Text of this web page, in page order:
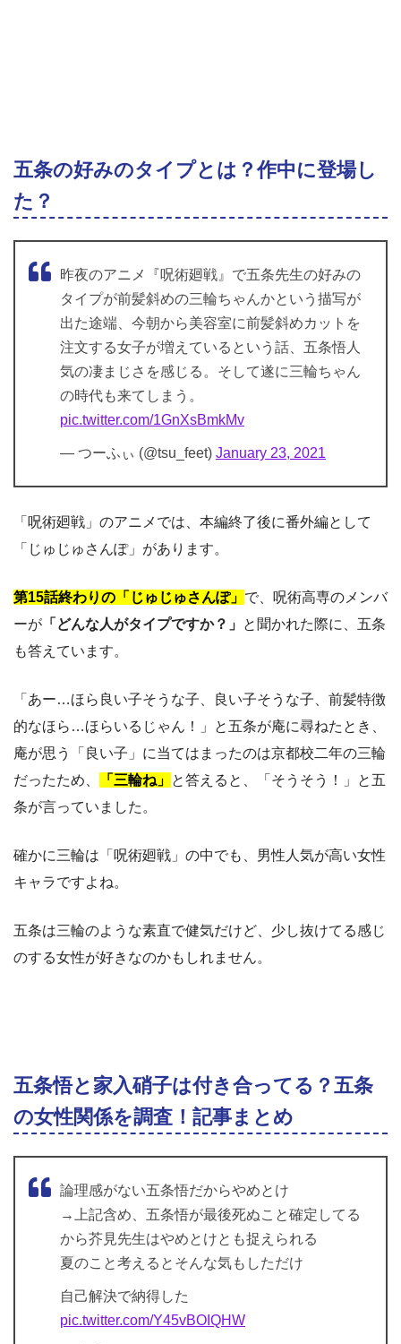
五条の好みのタイプとは？作中に登場し
た？
昨夜のアニメ『呪術廻戦』で五条先生の好みの
タイプが前髪斜めの三輪ちゃんかという描写が
出た途端、今朝から美容室に前髪斜めカットを
注文する女子が増えているという話、五条悟人
気の凄まじさを感じる。そして遂に三輪ちゃん
の時代も来てしまう。
pic.twitter.com/1GnXsBmkMv
— つーふぃ (@tsu_feet) January 23, 2021
「呪術廻戦」のアニメでは、本編終了後に番外編として
「じゅじゅさんぽ」があります。
第15話終わりの「じゅじゅさんぽ」 で、呪術高専のメンバ
ーが 「どんな人がタイプですか？」 と聞かれた際に、五条
も答えています。
「あー…ほら良い子そうな子、良い子そうな子、前髪特徴
的なほら…ほらいるじゃん！」と五条が庵に尋ねたとき、
庵が思う「良い子」に当てはまったのは京都校二年の三輪
だったため、
「三輪ね」 と答えると、「そうそう！」と五
条が言っていました。
確かに三輪は「呪術廻戦」の中でも、男性人気が高い女性
キャラですよね。
五条は三輪のような素直で健気だけど、少し抜けてる感じ
のする女性が好きなのかもしれません。
五条悟と家入硝子は付き合ってる？五条
の女性関係を調査！記事まとめ
論理感がない五条悟だからやめとけ
→上記含め、五条悟が最後死ぬこと確定してる
から芥見先生はやめとけとも捉えられる
夏のこと考えるとそんな気もしただけ
自己解決で納得した
pic.twitter.com/Y45vBOIQHW